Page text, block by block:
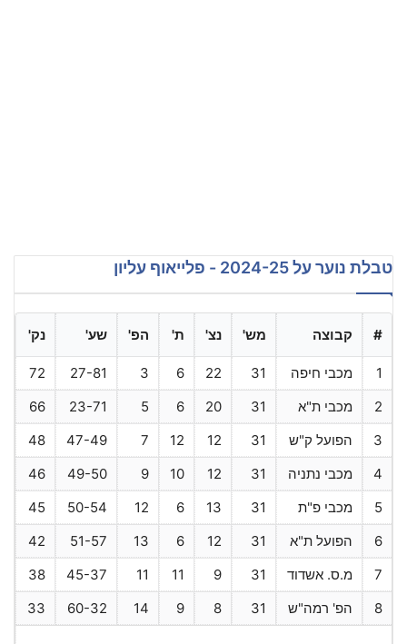
טבלת נוער על 2024-25 - פלייאוף עליון
# קבוצה מש' נצ' ת' הפ' שע' נק'
1 מכבי חיפה 31
22
6
3
27-81
72
2
מכבי ת"א 31
20
6
5
23-71
66
3
הפועל ק"ש 31
12
12
7
47-49
48
4
מכבי נתניה 31
12
10
9
49-50
46
5
מכבי פ"ת 31
13
6
12
50-54
45
6
הפועל ת"א 31
12
6
13
51-57
42
7
מ.ס. אשדוד 31
9
11
11
45-37
38
8
הפ' רמה"ש 31
8
9
14
60-32
33